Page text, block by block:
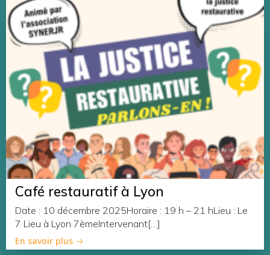
Café restauratif à Lyon
Date : 10 décembre 2025Horaire : 19 h – 21 hLieu : Le
7 Lieu à Lyon 7èmeIntervenant[…]
En savoir plus